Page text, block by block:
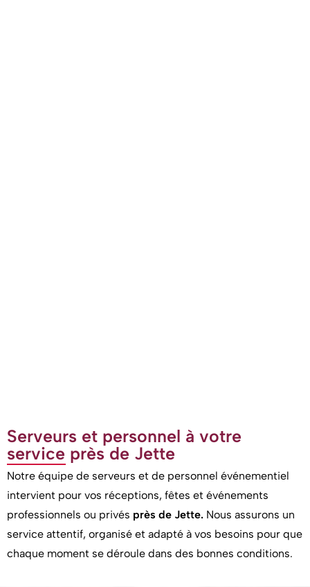
Serveurs et personnel à votre
service près de Jette
Notre équipe de serveurs et de personnel événementiel
intervient pour vos réceptions, fêtes et événements
professionnels ou privés près de Jette. Nous assurons un
service attentif, organisé et adapté à vos besoins pour que
chaque moment se déroule dans des bonnes conditions.